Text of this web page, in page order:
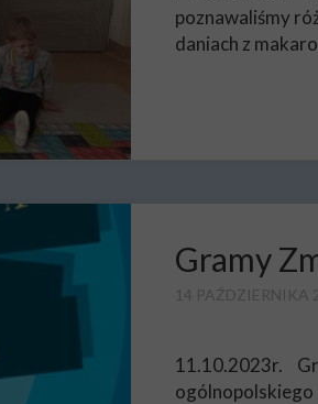
poznawaliśmy
daniach z
Gramy
14 PAŹDZIERNIKA
11.10.2023r.